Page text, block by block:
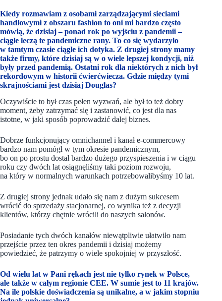
Kiedy rozmawiam z osobami zarządzającymi sieciami
handlowymi z obszaru fashion to oni mi bardzo często
mówią, że dzisiaj – ponad rok po wyjściu z pandemii –
ciągle leczą te pandemiczne rany. To co się wydarzyło
w tamtym czasie ciągle ich dotyka. Z drugiej strony mamy
także firmy, które dzisiaj są w o wiele lepszej kondycji, niż
były przed pandemią. Ostatni rok dla niektórych z nich był
rekordowym w historii ćwierćwiecza. Gdzie między tymi
skrajnościami jest dzisiaj Douglas?
Oczywiście to był czas pełen wyzwań, ale był to też dobry
moment, żeby zatrzymać się i zastanowić, co jest dla nas
istotne, w jaki sposób poprowadzić dalej biznes.
Dobrze funkcjonujący omnichannel i kanał e-commercowy
bardzo nam pomógł w tym okresie pandemicznym,
bo on po prostu dostał bardzo dużego przyspieszenia i w ciągu
roku czy dwóch lat osiągnęliśmy taki poziom rozwoju,
na który w normalnych warunkach potrzebowalibyśmy 10 lat.
Z drugiej strony jednak udało się nam z dużym sukcesem
wrócić do sprzedaży stacjonarnej, co wynika też z decyzji
klientów, którzy chętnie wrócili do naszych salonów.
Posiadanie tych dwóch kanałów niewątpliwie ułatwiło nam
przejście przez ten okres pandemii i dzisiaj możemy
powiedzieć, że patrzymy o wiele spokojniej w przyszłość.
Od wielu lat w Pani rękach jest nie tylko rynek w Polsce,
ale także w całym regionie CEE. W sumie jest to 11 krajów.
Na ile polskie doświadczenia są unikalne, a w jakim stopniu